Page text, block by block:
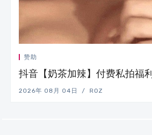
赞助
抖音【奶茶加辣】付费私拍福利
2026年 08月 04日 ROZ